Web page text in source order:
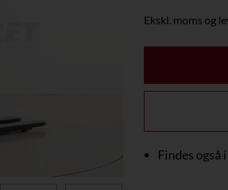
Ekskl. moms og
Findes også i